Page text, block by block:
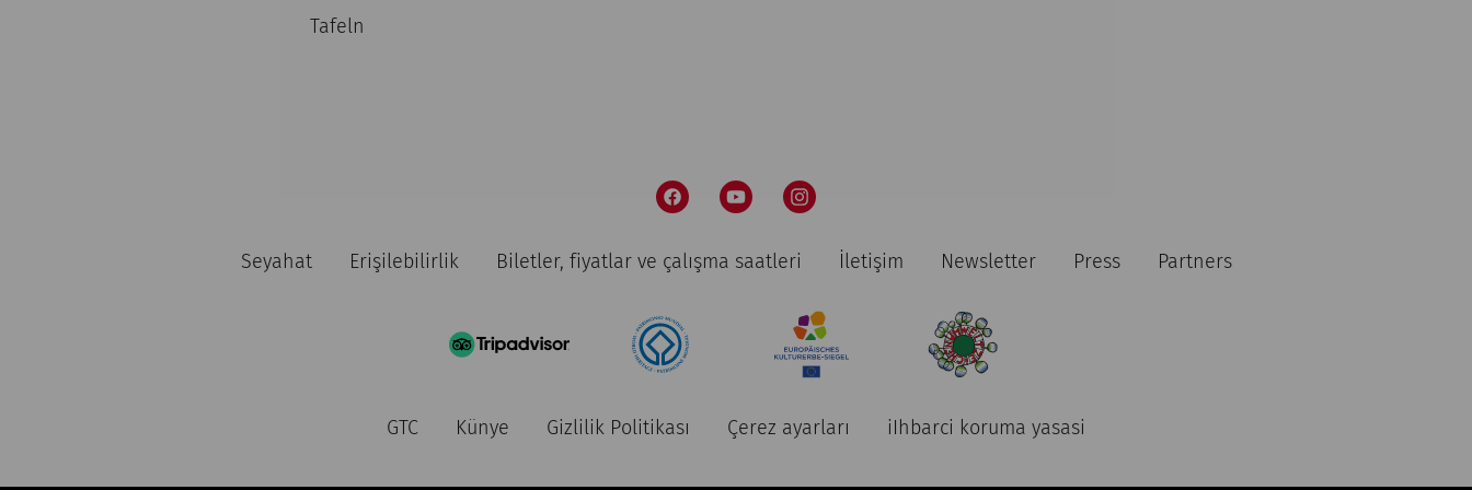
Tafeln
Seyahat Erişilebilirlik Biletler, fiyatlar ve çalışma saatleri İletişim Newsletter Press Partners
GTC Künye Gizlilik Politikası Çerez ayarları iIhbarci koruma yasasi